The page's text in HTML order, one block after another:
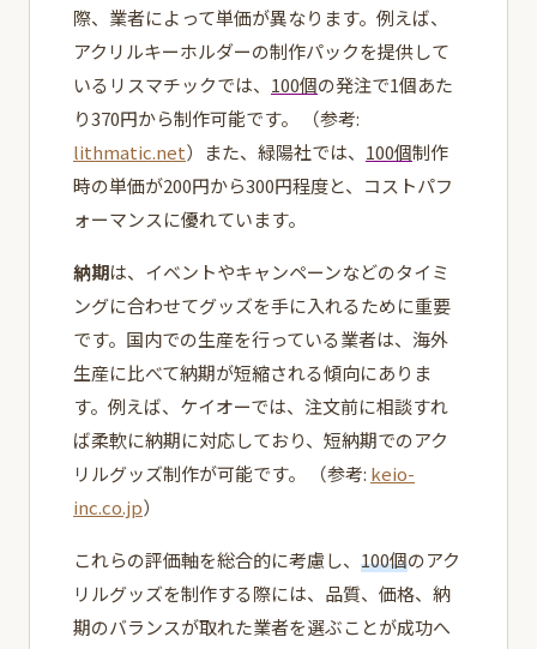
際、業者によって単価が異なります。例えば、
アクリルキーホルダーの制作パックを提供して
いるリスマチックでは、 100個の発注で1個あた
り370円から制作可能です。 （参考:
lithmatic.net）また、緑陽社では、 100個制作
時の単価が200円から300円程度と、コストパフ
ォーマンスに優れています。
納期は、イベントやキャンペーンなどのタイミ
ングに合わせてグッズを手に入れるために重要
です。国内での生産を行っている業者は、海外
生産に比べて納期が短縮される傾向にありま
す。例えば、ケイオーでは、注文前に相談すれ
ば柔軟に納期に対応しており、短納期でのアク
リルグッズ制作が可能です。 （参考: keio-
inc.co.jp）
これらの評価軸を総合的に考慮し、 100個のアク
リルグッズを制作する際には、品質、価格、納
期のバランスが取れた業者を選ぶことが成功へ